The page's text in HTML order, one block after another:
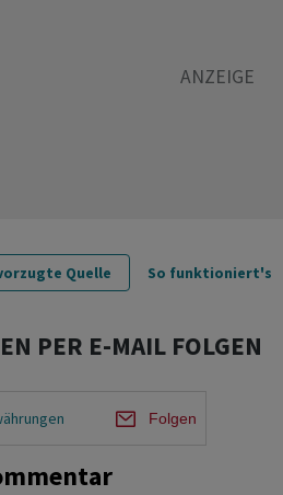
Quelle So funktioniert's
PER E-MAIL FOLGEN
Folgen